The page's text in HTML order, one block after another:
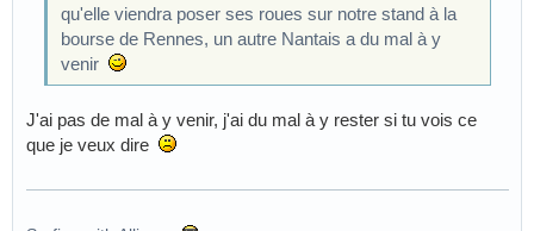
qu'elle viendra poser ses roues sur notre stand à la
bourse de Rennes, un autre Nantais a du mal à y
venir
J'ai pas de mal à y venir, j'ai du mal à y rester si tu vois ce
que je veux dire